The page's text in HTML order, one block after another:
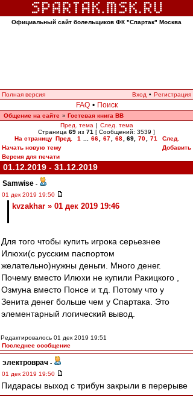
Официальный сайт болельщиков ФК "Спартак" Москва
Полная версия Вход • Регистрация
FAQ • Поиск
Общение на сайте » Гостевая книга ВВ
Пред. тема | След. тема
Страница 69 из 71 [ Сообщений: 3539 ]
На страницу Пред. 1 66 67 68 69, 70 71
След.
Начать новую тему
Добавить
Версия для печати
01.12.2019 - 31.12.2019
Samwise -
01 дек 2019 19:50
kvzakhar » 01 дек 2019 19:46
Для того чтобы купить игрока серьезнее
Илюхи(с русским паспортом
желательно)нужны деньги. Много денег.
Почему вместо Илюхи не купили Ракицкого ,
Озмуна вместо Понсе и т.д. Потому что у
Зенита денег больше чем у Спартака. Это
элементарный логический вывод.
Редактировалось 01 дек 2019 19:51
Последнее сообщение
электроврач -
01 дек 2019 19:50
Пидарасы выход с трибун закрыли в перерыве